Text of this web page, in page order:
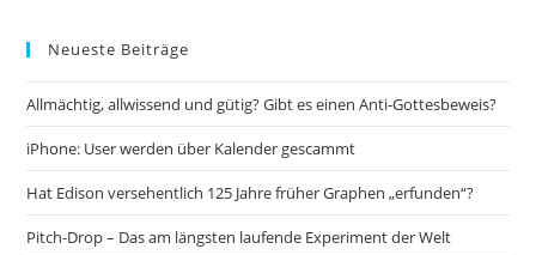
Neueste Beiträge
Allmächtig, allwissend und gütig? Gibt es einen Anti-Gottesbeweis?
iPhone: User werden über Kalender gescammt
Hat Edison versehentlich 125 Jahre früher Graphen „erfunden“?
Pitch-Drop – Das am längsten laufende Experiment der Welt